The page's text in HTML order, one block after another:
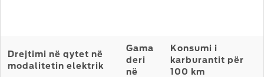
Drejtimi në qytet në
modalitetin elektrik
Gama
deri
në
Konsumi i
karburantit për
100 km